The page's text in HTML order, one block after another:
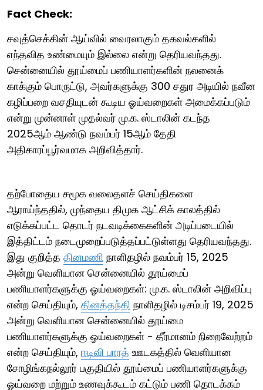
Fact Check:
சவுத்செக்கின் ஆய்வில் வைரலாகும் தகவல்களில்
எந்தவித உண்மையும் இல்லை என்று தெரியவந்தது.
சென்னையில் தூய்மைப் பணியாளர்களின் நலனைக்
காக்கும் பொருட்டு, அவர்களுக்கு 300 சதுர அடியில் நவீன
கழிப்பறை வசதியுடன் கூடிய ஓய்வறைகள் அமைக்கப்படும்
என்று முன்னாள் முதல்வர் மு.க. ஸ்டாலின் கடந்த
2025ஆம் ஆண்டு நவம்பர் 15ஆம் தேதி
அதிகாரப்பூர்வமாக அறிவித்தார்.
தற்போதைய சமூக வலைதளச் செய்திகளை
ஆராய்ந்ததில், முந்தைய திமுக ஆட்சிக் காலத்தில்
எடுக்கப்பட்ட தொடர் நடவடிக்கைகளின் அடிப்படையில்
இத்திட்டம் நடைமுறைப்படுத்தப்பட்டுள்ளது தெரியவந்தது.
இது குறித்த தினமணி நாளிதழில் நவம்பர் 15, 2025
அன்று வெளியான சென்னையில் தூய்மைப்
பணியாளர்களுக்கு ஓய்வறைகள்: மு.க. ஸ்டாலின் அறிவிப்பு
என்ற செய்தியும், தினத்தந்தி நாளிதழில் டிசம்பர் 19, 2025
அன்று வெளியான சென்னையில் தூய்மை
பணியாளர்களுக்கு ஓய்வறைகள் - தீர்மானம் நிறைவேற்றம்
என்ற செய்தியும், ஈடிவி பாரத் ஊடகத்தில் வெளியான
சோழிங்கநல்லூர் பகுதியில் தூய்மைப் பணியாளர்களுக்கு
ஓய்வறை மற்றும் உணவுக்கூடம் கட்டும் பணி தொடக்கம்